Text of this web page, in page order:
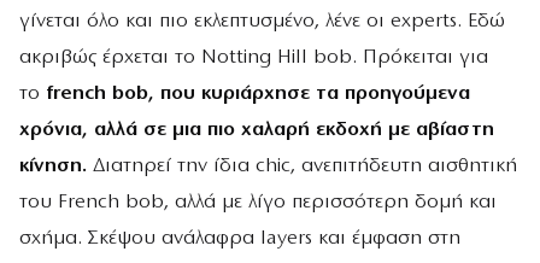
γίνεται όλο και πιο εκλεπτυσμένο, λένε οι experts. Εδώ
ακριβώς έρχεται το Notting Hill bob. Πρόκειται για
το french bob, που κυριάρχησε τα προηγούμενα
χρόνια, αλλά σε μια πιο χαλαρή εκδοχή με αβίαστη
κίνηση. Διατηρεί την ίδια chic, ανεπιτήδευτη αισθητική
του French bob, αλλά με λίγο περισσότερη δομή και
σχήμα. Σκέψου ανάλαφρα layers και έμφαση στη